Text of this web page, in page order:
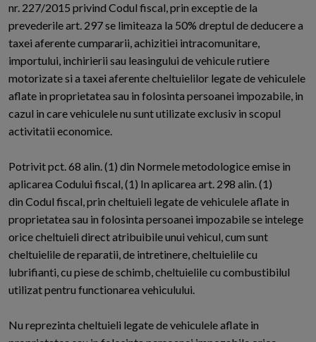
nr. 227/2015 privind Codul fiscal, prin exceptie de la
prevederile art. 297 se limiteaza la 50% dreptul de deducere a
taxei aferente cumpararii, achizitiei intracomunitare,
importului, inchirierii sau leasingului de vehicule rutiere
motorizate si a taxei aferente cheltuielilor legate de vehiculele
aflate in proprietatea sau in folosinta persoanei impozabile, in
cazul in care vehiculele nu sunt utilizate exclusiv in scopul
activitatii economice.
Potrivit pct. 68 alin. (1) din Normele metodologice emise in
aplicarea Codului fiscal, (1) In aplicarea art. 298 alin. (1)
din Codul fiscal, prin cheltuieli legate de vehiculele aflate in
proprietatea sau in folosinta persoanei impozabile se intelege
orice cheltuieli direct atribuibile unui vehicul, cum sunt
cheltuielile de reparatii, de intretinere, cheltuielile cu
lubrifianti, cu piese de schimb, cheltuielile cu combustibilul
utilizat pentru functionarea vehiculului.
Nu reprezinta cheltuieli legate de vehiculele aflate in